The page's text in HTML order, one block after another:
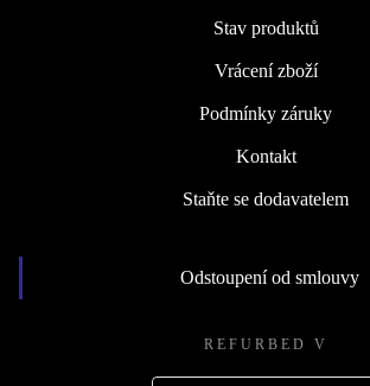
Stav produktů
Vrácení zboží
Podmínky záruky
Kontakt
Staňte se dodavatelem
Odstoupení od smlouvy
REFURBED V